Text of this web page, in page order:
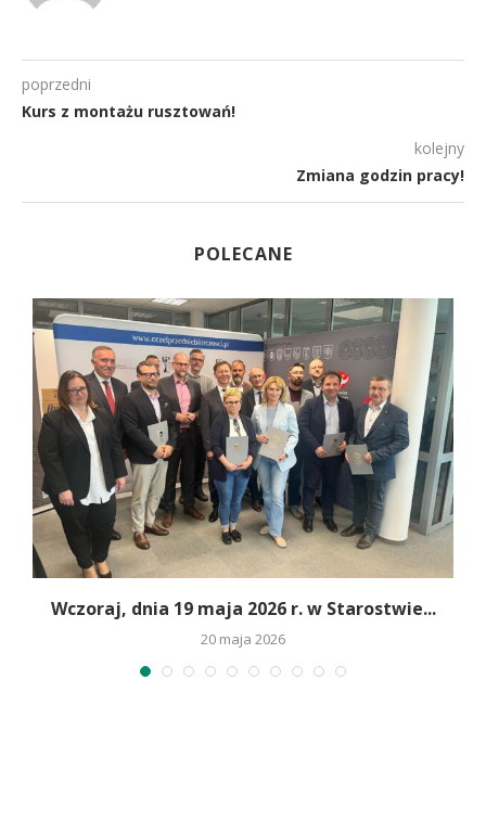
poprzedni
Kurs z montażu rusztowań!
kolejny
Zmiana godzin pracy!
POLECANE
Wczoraj, dnia 19 maja 2026 r. w Starostwie...
20 maja 2026